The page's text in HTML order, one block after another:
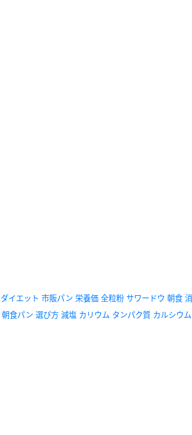
ダイエット 市販パン 栄養価 全粒粉 サワードウ 朝食
朝食パン 選び方 減塩 カリウム タンパク質 カルシウム